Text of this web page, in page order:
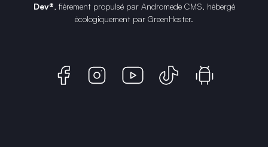
Dev®, fièrement propulsé par Andromede CMS, hébergé
écologiquement par GreenHoster.